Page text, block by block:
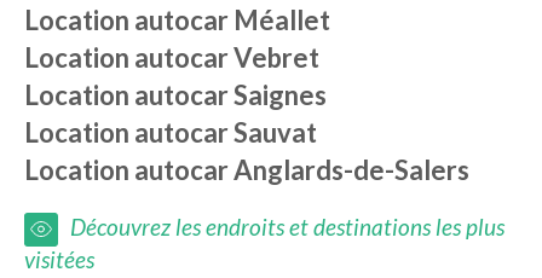
Location autocar Méallet
Location autocarVebret
Location autocarSaignes
Location autocarSauvat
Location autocarAnglards-de-Salers
Découvrez les endroits et destinations les plus
visitées